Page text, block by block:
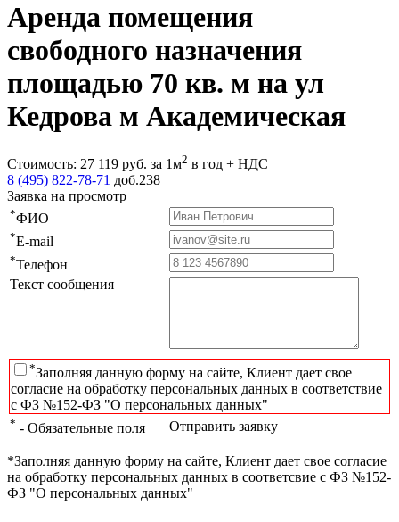
Аренда помещения
свободного назначения
площадью 70 кв. м на ул
Кедрова м Академическая
Стоимость: 27 119 руб. за 1м2 в год + НДС
8 (495) 822-78-71 доб.238
Заявка на просмотр
*ФИО
*E-mail
*Телефон
Текст сообщения
*Заполняя данную форму на сайте, Клиент дает свое
согласие на обработку персональных данных в соответствие
с ФЗ №152-ФЗ "О персональных данных"
* - Обязательные поля Отправить заявку
*Заполняя данную форму на сайте, Клиент дает свое согласие
на обработку персональных данных в соответсвие с ФЗ №152-
ФЗ "О персональных данных"